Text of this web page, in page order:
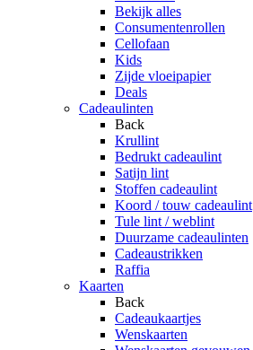
Bekijk alles
Consumentenrollen
Cellofaan
Kids
Zijde vloeipapier
Deals
Cadeaulinten
Back
Krullint
Bedrukt cadeaulint
Satijn lint
Stoffen cadeaulint
Koord / touw cadeaulint
Tule lint / weblint
Duurzame cadeaulinten
Cadeaustrikken
Raffia
Kaarten
Back
Cadeaukaartjes
Wenskaarten